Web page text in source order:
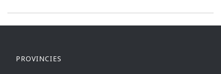
PROVINCIES